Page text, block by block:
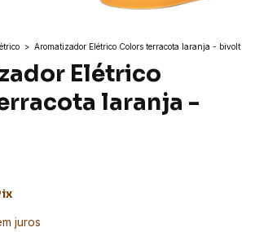
> Aromatizador Elétrico Colors terracota laranja - bivolt
Elétrico
laranja -
juros